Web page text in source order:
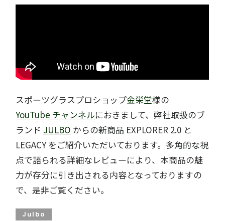
スポーツグラスプロショップ金栄堂様の
YouTube チャンネルにおきまして、弊社取扱のブ
ランド JULBO からの新商品 EXPLORER 2.0 と
LEGACY をご紹介いただいております。多角的な視
点で語られる詳細なレビューにより、本商品の魅
力が存分に引き出される内容となっておりますの
で、是非ご覧ください。
Julbo